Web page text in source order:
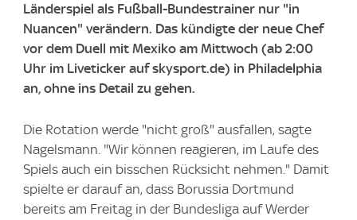
Länderspiel als Fußball-Bundestrainer nur "in
Nuancen" verändern. Das kündigte der neue Chef
vor dem Duell mit Mexiko am Mittwoch (ab 2:00
Uhr im Liveticker auf skysport.de) in Philadelphia
an, ohne ins Detail zu gehen.
Die Rotation werde "nicht groß" ausfallen, sagte
Nagelsmann. "Wir können reagieren, im Laufe des
Spiels auch ein bisschen Rücksicht nehmen." Damit
spielte er darauf an, dass Borussia Dortmund
bereits am Freitag in der Bundesliga auf Werder